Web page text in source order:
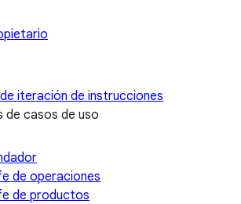
iteración de instrucciones
de casos de uso
de operaciones
de productos